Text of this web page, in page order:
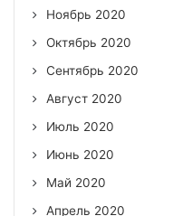
Ноябрь 2020
Октябрь 2020
Сентябрь 2020
Август 2020
Июль 2020
Июнь 2020
Май 2020
Апрель 2020